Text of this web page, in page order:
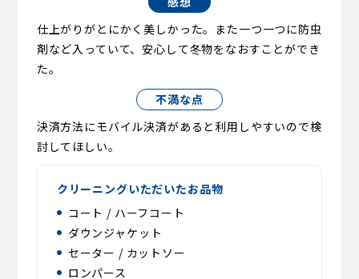
仕上がりがとにかく美しかった。また一つ一つに防虫
剤など入っていて、安心して冬物をなおすことができ
た。
不満な点
決済方法にモバイル決済があると利用しやすいので検
討してほしい。
クリーニングいただいたお品物
コート / ハーフコート
ダウンジャケット
セーター / カットソー
ロンパース